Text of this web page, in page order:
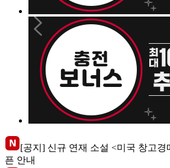
[공지] 신규 연재 소설 <미국 창고경
픈 안내